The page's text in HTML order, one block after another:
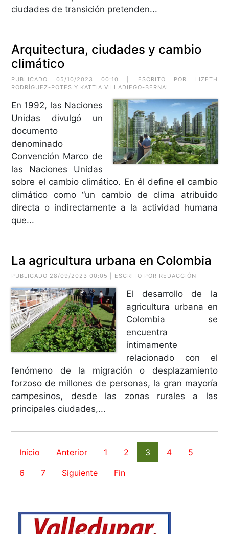
ciudades de transición pretenden...
Arquitectura, ciudades y cambio
climático
PUBLICADO 05/10/2023 00:10 | ESCRITO POR LIZETH
RODRÍGUEZ-POTES Y KATTIA VILLADIEGO-BERNAL
En 1992, las Naciones
Unidas divulgó un
documento
denominado
Convención Marco de
las Naciones Unidas
sobre el cambio climático. En él define el cambio
climático como “un cambio de clima atribuido
directa o indirectamente a la actividad humana
que...
La agricultura urbana en Colombia
PUBLICADO 28/09/2023 00:05 | ESCRITO POR REDACCIÓN
El desarrollo de la
agricultura urbana en
Colombia se
encuentra
íntimamente
relacionado con el
fenómeno de la migración o desplazamiento
forzoso de millones de personas, la gran mayoría
campesinos, desde las zonas rurales a las
principales ciudades,...
Inicio Anterior 1 2 3 4
5
6
7 Siguiente Fin